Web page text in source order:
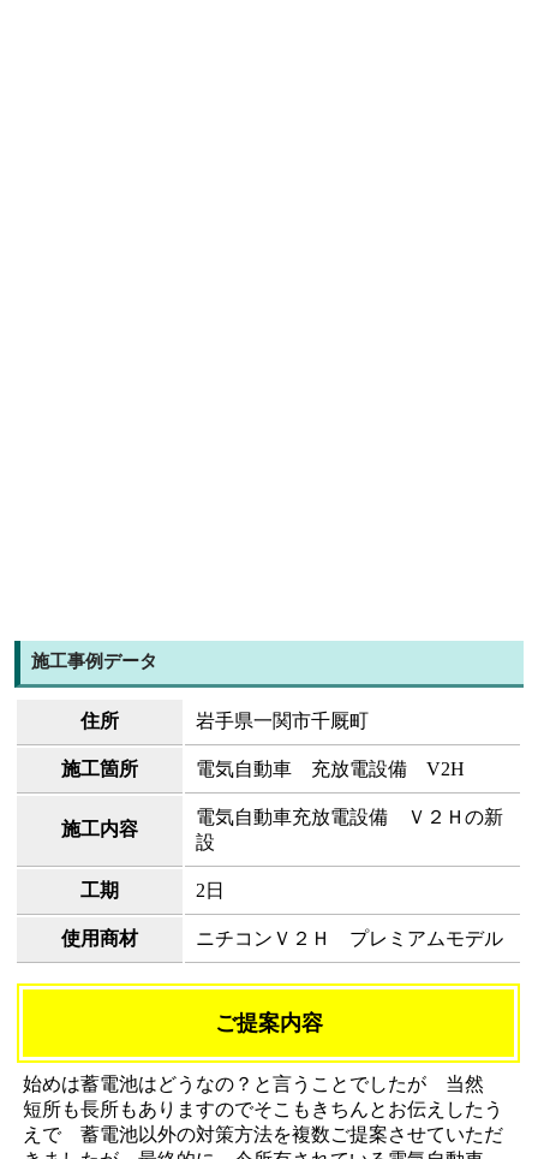
施工事例データ
住所 岩手県一関市千厩町
施工箇所 電気自動車 充放電設備 V2H
施工内容
電気自動車充放電設備 Ｖ２Ｈの新
設
工期 2日
使用商材 ニチコンＶ２Ｈ プレミアムモデル
ご提案内容
始めは蓄電池はどうなの？と言うことでしたが 当然
短所も長所もありますのでそこもきちんとお伝えしたう
えで 蓄電池以外の対策方法を複数ご提案させていただ